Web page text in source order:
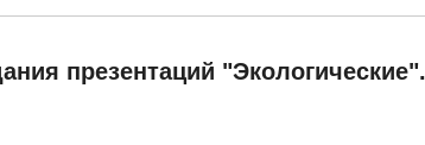
презентаций